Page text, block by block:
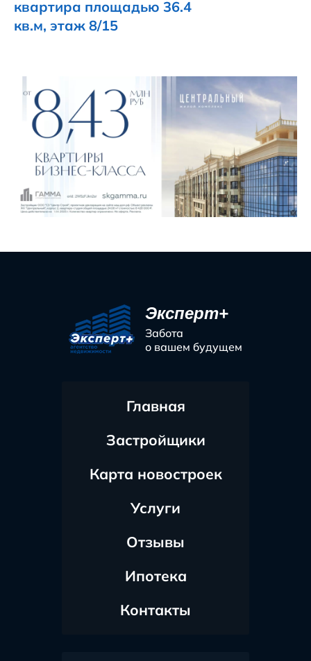
квартира площадью 36.4
кв.м, этаж 8/15
Эксперт+
Забота
о вашем будущем
Главная
Застройщики
Карта новостроек
Услуги
Отзывы
Ипотека
Контакты